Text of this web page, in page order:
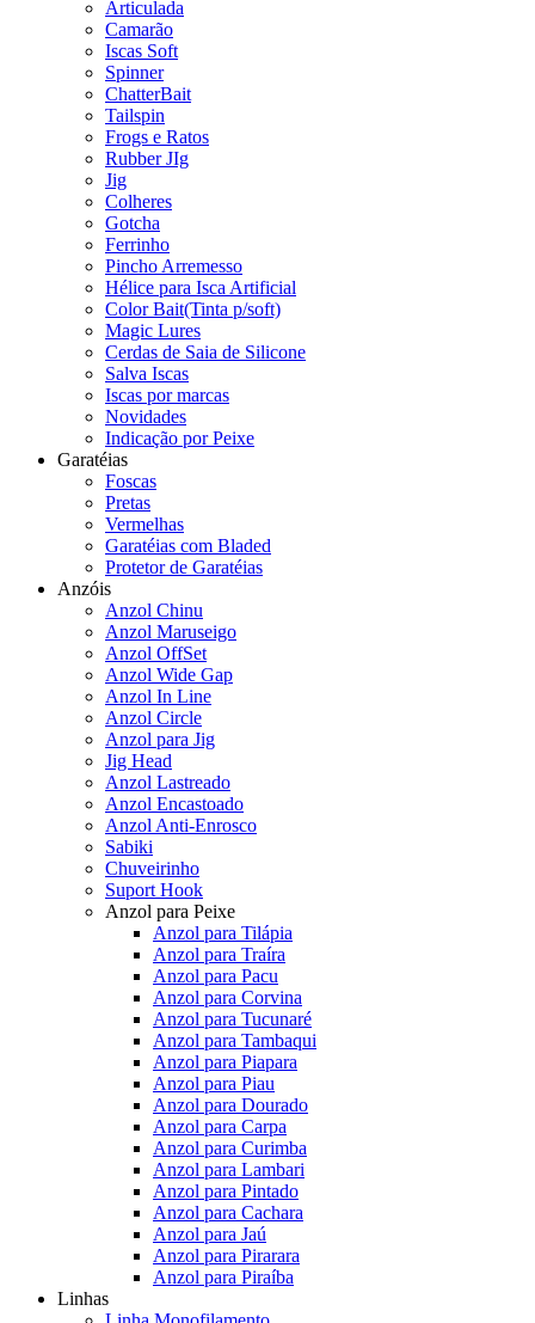
Articulada
Camarão
Iscas Soft
Spinner
ChatterBait
Tailspin
Frogs e Ratos
Rubber JIg
Jig
Colheres
Gotcha
Ferrinho
Pincho Arremesso
Hélice para Isca Artificial
Color Bait(Tinta p/soft)
Magic Lures
Cerdas de Saia de Silicone
Salva Iscas
Iscas por marcas
Novidades
Indicação por Peixe
Garatéias
Foscas
Pretas
Vermelhas
Garatéias com Bladed
Protetor de Garatéias
Anzóis
Anzol Chinu
Anzol Maruseigo
Anzol OffSet
Anzol Wide Gap
Anzol In Line
Anzol Circle
Anzol para Jig
Jig Head
Anzol Lastreado
Anzol Encastoado
Anzol Anti-Enrosco
Sabiki
Chuveirinho
Suport Hook
Anzol para Peixe
Anzol para Tilápia
Anzol para Traíra
Anzol para Pacu
Anzol para Corvina
Anzol para Tucunaré
Anzol para Tambaqui
Anzol para Piapara
Anzol para Piau
Anzol para Dourado
Anzol para Carpa
Anzol para Curimba
Anzol para Lambari
Anzol para Pintado
Anzol para Cachara
Anzol para Jaú
Anzol para Pirarara
Anzol para Piraíba
Linhas